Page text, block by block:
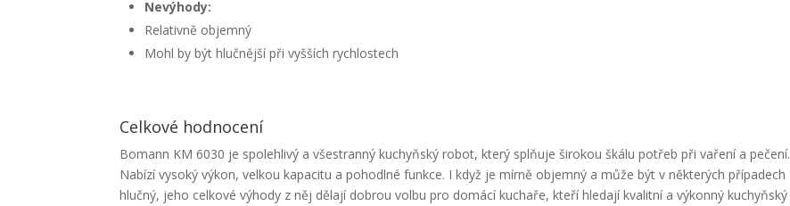
Nevýhody:
Relativně objemný
Mohl by být hlučnější při vyšších rychlostech
Celkové hodnocení
Bomann KM 6030 je spolehlivý a všestranný kuchyňský robot, který splňuje širokou škálu potřeb při vaření a pečení.
Nabízí vysoký výkon, velkou kapacitu a pohodlné funkce. I když je mírně objemný a může být v některých případech
hlučný, jeho celkové výhody z něj dělají dobrou volbu pro domácí kuchaře, kteří hledají kvalitní a výkonný kuchyňský